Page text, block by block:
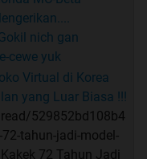
nich gan
cewe yuk
Virtual di Korea
yang Luar Biasa !!!
529852bd108b4
tahun-jadi-model-
72 Tahun Jadi